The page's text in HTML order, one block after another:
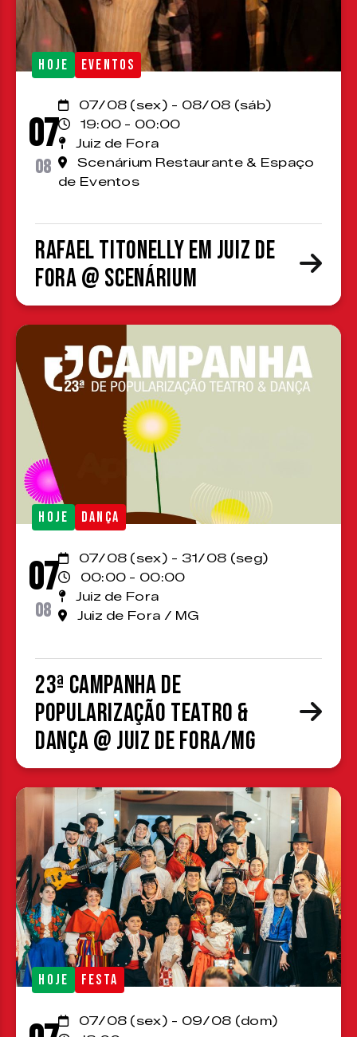
HOJE EVENTOS
07
08
07/08 (sex) - 08/08 (sáb)
19:00 - 00:00
Juiz de Fora
Scenárium Restaurante & Espaço
de Eventos
Rafael Titonelly em Juiz de
Fora @ Scenárium
HOJE DANÇA
07
08
07/08 (sex) - 31/08 (seg)
00:00 - 00:00
Juiz de Fora
Juiz de Fora / MG
23ª Campanha de
Popularização Teatro &
Dança @ Juiz de Fora/MG
HOJE FESTA
07/08 (sex) - 09/08 (dom)